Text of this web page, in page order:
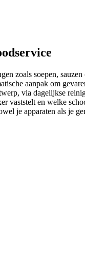
zoals soepen,
aanpak om
via dagelijkse
vaststelt en welke
je apparaten als je